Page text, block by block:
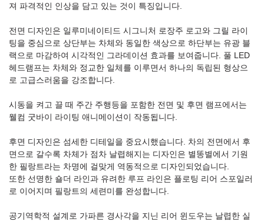
져 파격적인 인상을 담고 있는 것이 특징입니다.
전면 디자인은 일루미네이티드 시그니처 로장주 로고와 그릴 라이
팅을 중심으로 상단부는 차체와 동일한 색상으로 하단부는 유광 블
랙으로 마감하여 시각적인 그라데이션 효과를 보여줍니다. 풀 LED
헤드램프는 차체와 정교한 일체를 이루면서 하나의 독립된 형상으
로 고급스러움을 강조합니다.
시동을 켜고 끌 때 주간 주행등을 포함한 전면 및 후면 램프에서는
웰컴 굿바이 라이팅 애니메이션이 작동됩니다.
후면 디자인은 섬세한 디테일을 중요시했습니다. 차의 전면에서 후
면으로 갈수록 차체가 점차 날렵해지는 디자인은 별똥별에서 기원
한 필랑트라는 차명에 걸맞게 역동적으로 디자인되었습니다.
또한 선명한 숄더 라인과 유려한 루프 라인은 플로팅 리어 스포일러
로 이어지며 필랑트의 세련미를 완성합니다.
공기역학적 설계로 가파른 경사각을 지닌 리어 윈도우는 날렵한 실